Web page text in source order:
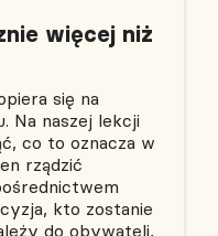
więcej niż
się na
Na naszej lekcji
co to oznacza w
rządzić
kto zostanie
do obywateli,